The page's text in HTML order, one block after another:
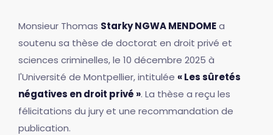
Monsieur Thomas Starky NGWA MENDOMEa
soutenu sa thèse de doctorat en droit privé et
sciences criminelles, le 10 décembre 2025 à
l'Université de Montpellier, intitulée « Les sûretés
négatives en droit privé ». La thèse a reçu les
félicitations du jury et une recommandation de
publication.